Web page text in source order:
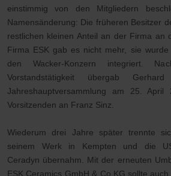
einstimmig von den Mitgliedern
Namensänderung: Die früheren Besitzer
restlichen kleinen Anteil an der Firma an
Firma ESK gab es nicht mehr, sie
den Wacker-Konzern integriert.
Vorstandstätigkeit übergab
Jahreshauptversammlung am 25.
Vorsitzenden an Franz Sinz.
Wiederum drei Jahre später trennte
seinem Werk in Kempten und die
Ceradyn übernahm. Mit der erneuten
ESK Ceramics GmbH & Co.KG sollte